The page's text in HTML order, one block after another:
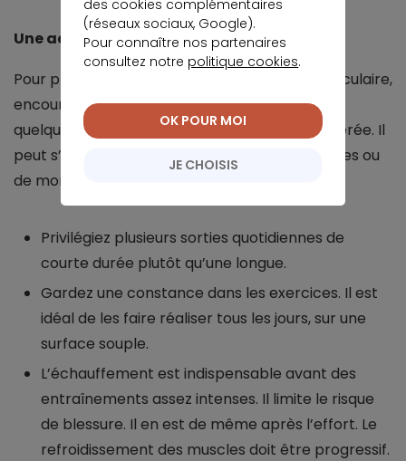
Une activité physique douce
Pour préserver la souplesse de la fonction articulaire,
encouragez votre petit compagnon à réaliser
quelques exercices physiques d’intensité modérée. Il
peut s’agir de simples promenades quotidiennes ou
de moments de jeu :
Privilégiez plusieurs sorties quotidiennes de
courte durée plutôt qu’une longue.
Gardez une constance dans les exercices. Il est
idéal de les faire réaliser tous les jours, sur une
surface souple.
L’échauffement est indispensable avant des
entraînements assez intenses. Il limite le risque
de blessure. Il en est de même après l’effort. Le
refroidissement des muscles doit être progressif.
des cookies complémentaires
(réseaux sociaux, Google).
Pour connaître nos partenaires
consultez notre politique cookies.
JE CHOISIS
OK POUR MOI